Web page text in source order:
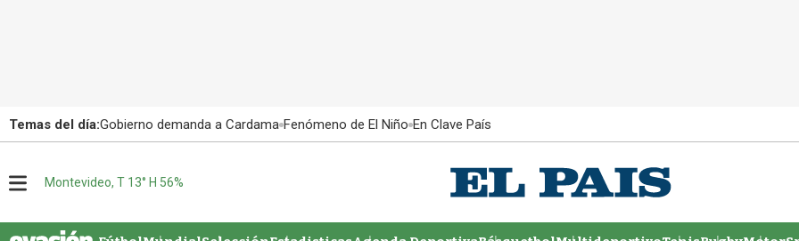
Temas del día:Gobierno demanda a Cardama Fenómeno de El Niño En Clave País
u
Montevideo, T 13° H 56%